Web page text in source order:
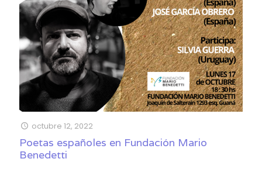
octubre 12, 2022
Poetas españoles en Fundación Mario
Benedetti